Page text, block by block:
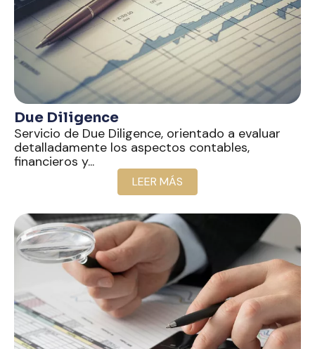
Due Diligence
Servicio de Due Diligence, orientado a evaluar
detalladamente los aspectos contables,
financieros y...
LEER MÁS